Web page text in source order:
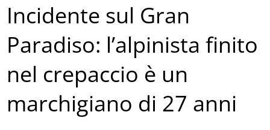
Incidente sul Gran
Paradiso: l’alpinista finito
nel crepaccio è un
marchigiano di 27 anni